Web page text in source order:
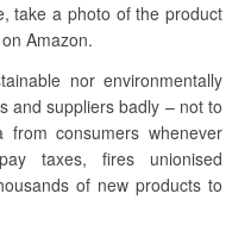
take a photo of the product
Amazon.
nor environmentally
and suppliers badly – not to
from consumers whenever
taxes, fires unionised
of new products to